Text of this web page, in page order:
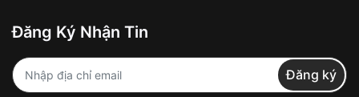
Từ khóa SEO:
Đăng Ký Nhận Tin
Đăng ký